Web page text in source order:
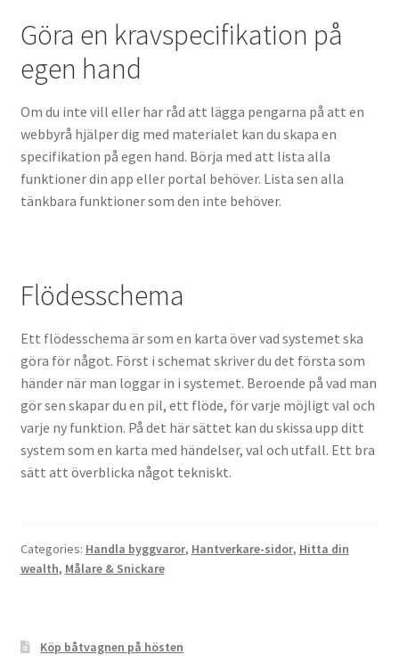
Göra en kravspecifikation på
egen hand
Om du inte vill eller har råd att lägga pengarna på att en
webbyrå hjälper dig med materialet kan du skapa en
specifikation på egen hand. Börja med att lista alla
funktioner din app eller portal behöver. Lista sen alla
tänkbara funktioner som den inte behöver.
Flödesschema
Ett flödesschema är som en karta över vad systemet ska
göra för något. Först i schemat skriver du det första som
händer när man loggar in i systemet. Beroende på vad man
gör sen skapar du en pil, ett flöde, för varje möjligt val och
varje ny funktion. På det här sättet kan du skissa upp ditt
system som en karta med händelser, val och utfall. Ett bra
sätt att överblicka något tekniskt.
Categories: Handla byggvaror, Hantverkare-sidor, Hitta din
wealth, Målare & Snickare
Köp båtvagnen på hösten